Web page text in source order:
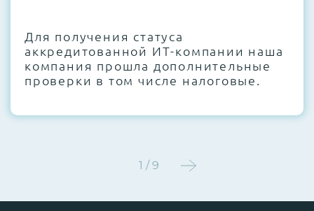
Этап 4:Стресс-тестирование под 100%
нагрузкой в течение 72 часов для
проверки стабильности всех подсистем
Для получения статуса
аккредитованной ИТ-компании наша
компания прошла дополнительные
проверки в том числе налоговые.
1 / 9